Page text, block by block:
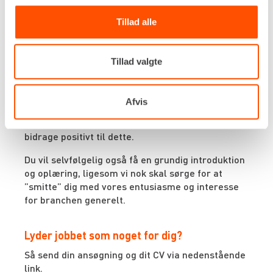
Tillad alle
Tillad valgte
Afvis
virksomhed i hurtig vækst og et team af dygtige
og engagerede kolleger. Vi tilbyder løn efter
kvalifikationer, sundhedsforsikring, frugtordning
og vi har en personaleforening, der sørger for
sociale aktiviteter på tværs af afdelinger og
landsdele. Hos os har vi en uformel og god tone,
og vi har i virksomheden generelt fokus på det
gode arbejdsmiljø, og vi leder efter dig, som både
kan se værdien i et godt arbejdsmiljø samt
bidrage positivt til dette.
Du vil selvfølgelig også få en grundig introduktion
og oplæring, ligesom vi nok skal sørge for at
”smitte” dig med vores entusiasme og interesse
for branchen generelt.
Lyder jobbet som noget for dig?
Så send din ansøgning og dit CV via nedenstående
link.